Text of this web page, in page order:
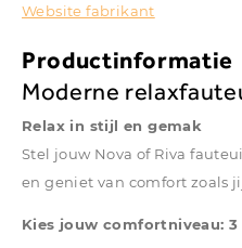
Website fabrikant
Productinformatie
Moderne
Relax in stijl en gemak
Stel jouw Nova of Riva
en geniet van comfort zoals
Kies jouw comfortniveau: